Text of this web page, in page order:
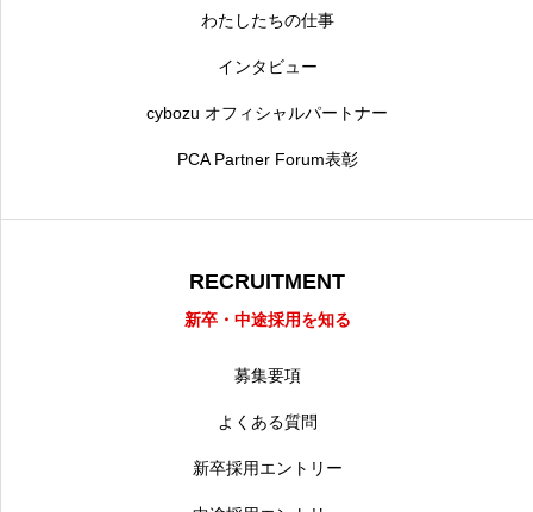
わたしたちの仕事
インタビュー
cybozu オフィシャルパートナー
PCA Partner Forum表彰
RECRUITMENT
新卒・中途採用を知る
募集要項
よくある質問
新卒採用エントリー